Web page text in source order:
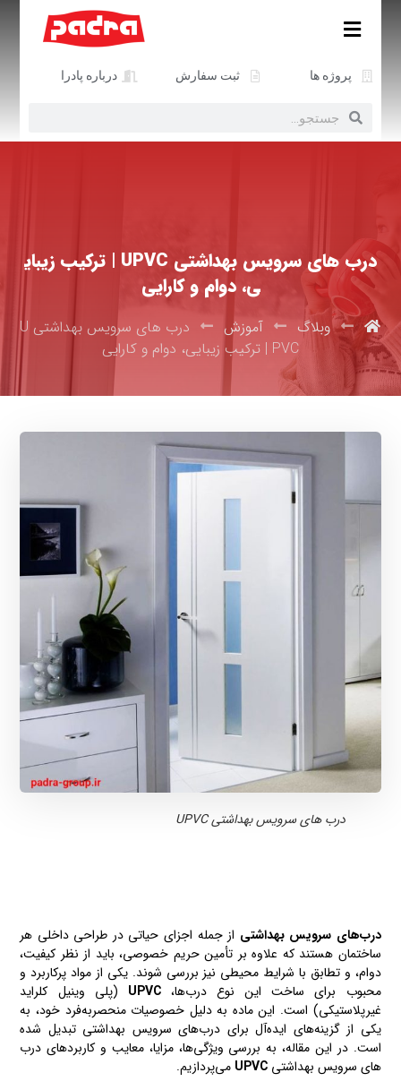
پروژه ها ثبت سفارش درباره پادرا
درب های سرویس بهداشتی UPVC | ترکیب زیبای
ی، دوام و کارایی
وبلاگ آموزش
درب های سرویس بهداشتی U
PVC | ترکیب زیبایی، دوام و کارایی
درب های سرویس بهداشتی UPVC
درب‌های سرویس بهداشتی از جمله اجزای حیاتی در طراحی داخلی هر
ساختمان هستند که علاوه بر تأمین حریم خصوصی، باید از نظر کیفیت،
دوام، و تطابق با شرایط محیطی نیز بررسی شوند. یکی از مواد پرکاربرد و
محبوب برای ساخت این نوع درب‌ها،UPVC (پلی وینیل کلراید
غیرپلاستیکی) است. این ماده به دلیل خصوصیات منحصربه‌فرد خود، به
یکی از گزینه‌های ایده‌آل برای درب‌های سرویس بهداشتی تبدیل شده
است. در این مقاله، به بررسی ویژگی‌ها، مزایا، معایب و کاربردهای درب
های سرویس بهداشتیUPVC می‌پردازیم.